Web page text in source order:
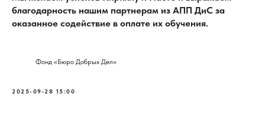
благодарность нашим партнерам из АПП ДиС за
оказанное содействие в оплате их обучения.
Фонд «Бюро Добрых Дел»
2025-09-28 15:00